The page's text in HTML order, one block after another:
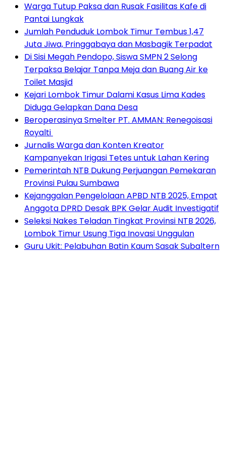
Warga Tutup Paksa dan Rusak Fasilitas Kafe di
Pantai Lungkak
Jumlah Penduduk Lombok Timur Tembus 1,47
Juta Jiwa, Pringgabaya dan Masbagik Terpadat
Di Sisi Megah Pendopo, Siswa SMPN 2 Selong
Terpaksa Belajar Tanpa Meja dan Buang Air ke
Toilet Masjid
Kejari Lombok Timur Dalami Kasus Lima Kades
Diduga Gelapkan Dana Desa
Beroperasinya Smelter PT. AMMAN: Renegoisasi
Royalti
Jurnalis Warga dan Konten Kreator
Kampanyekan Irigasi Tetes untuk Lahan Kering
Pemerintah NTB Dukung Perjuangan Pemekaran
Provinsi Pulau Sumbawa
Kejanggalan Pengelolaan APBD NTB 2025, Empat
Anggota DPRD Desak BPK Gelar Audit Investigatif
Seleksi Nakes Teladan Tingkat Provinsi NTB 2026,
Lombok Timur Usung Tiga Inovasi Unggulan
Guru Ukit: Pelabuhan Batin Kaum Sasak Subaltern